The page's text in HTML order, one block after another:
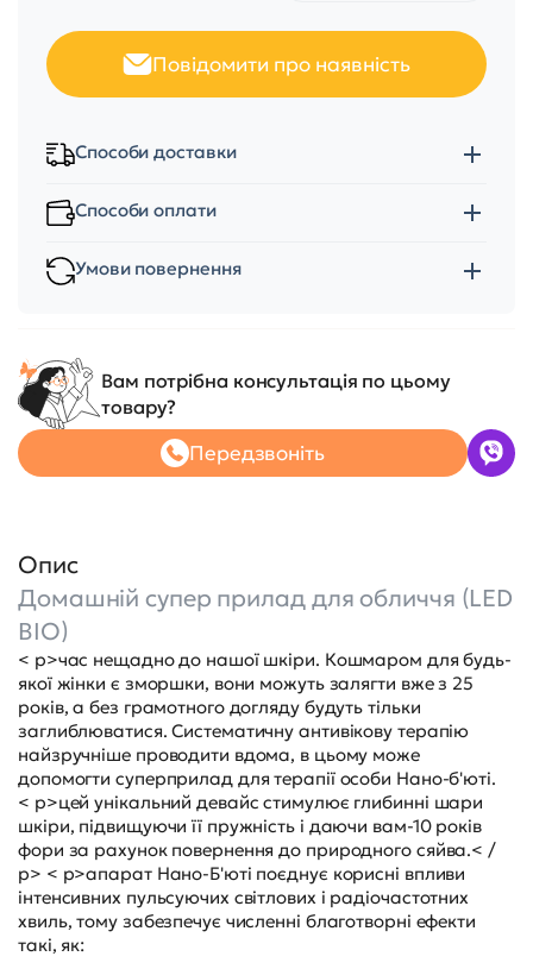
Повідомити про наявність
Способи доставки
Способи оплати
Умови повернення
Вам потрібна консультація по цьому
товару?
Передзвоніть
Опис
Домашній супер прилад для обличчя (LED
BIO)
< p>час нещадно до нашої шкіри. Кошмаром для будь-
якої жінки є зморшки, вони можуть залягти вже з 25
років, а без грамотного догляду будуть тільки
заглиблюватися. Систематичну антивікову терапію
найзручніше проводити вдома, в цьому може
допомогти суперприлад для терапії особи Нано-б'юті.
< p>цей унікальний девайс стимулює глибинні шари
шкіри, підвищуючи її пружність і даючи вам-10 років
фори за рахунок повернення до природного сяйва.< /
p> < p>апарат Нано-Б'юті поєднує корисні впливи
інтенсивних пульсуючих світлових і радіочастотних
хвиль, тому забезпечує численні благотворні ефекти
такі, як: